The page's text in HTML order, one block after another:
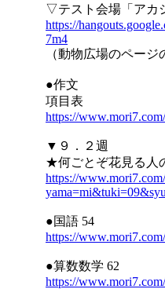
▽テスト会場「アカ
https://
7m4
（動物広場のページ
●作文
項目表
https://
▼９．２週
★何ごとぞ花見る人
https://
●国語 54
https://
●算数数学 62
https://